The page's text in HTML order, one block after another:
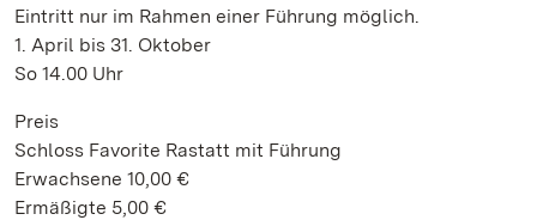
Eintritt nur im Rahmen einer Führung möglich.
1. April bis 31. Oktober
So 14.00 Uhr
Preis
Schloss Favorite Rastatt mit Führung
Erwachsene 10,00 €
Ermäßigte 5,00 €